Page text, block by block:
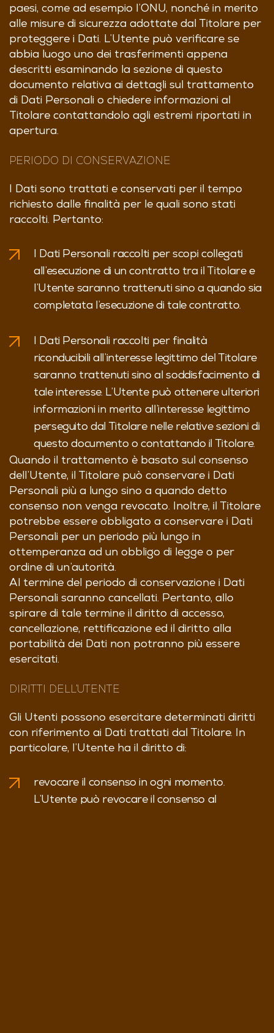
paesi, come ad esempio l’ONU, nonché in merito
alle misure di sicurezza adottate dal Titolare per
proteggere i Dati. L’Utente può verificare se
abbia luogo uno dei trasferimenti appena
descritti esaminando la sezione di questo
documento relativa ai dettagli sul trattamento
di Dati Personali o chiedere informazioni al
Titolare contattandolo agli estremi riportati in
apertura.
PERIODO DI CONSERVAZIONE
I Dati sono trattati e conservati per il tempo
richiesto dalle finalità per le quali sono stati
raccolti. Pertanto:
I Dati Personali raccolti per scopi collegati
all’esecuzione di un contratto tra il Titolare e
l’Utente saranno trattenuti sino a quando sia
completata l’esecuzione di tale contratto.
I Dati Personali raccolti per finalità
riconducibili all’interesse legittimo del Titolare
saranno trattenuti sino al soddisfacimento di
tale interesse. L’Utente può ottenere ulteriori
informazioni in merito all’interesse legittimo
perseguito dal Titolare nelle relative sezioni di
questo documento o contattando il Titolare.
Quando il trattamento è basato sul consenso
dell’Utente, il Titolare può conservare i Dati
Personali più a lungo sino a quando detto
consenso non venga revocato. Inoltre, il Titolare
potrebbe essere obbligato a conservare i Dati
Personali per un periodo più lungo in
ottemperanza ad un obbligo di legge o per
ordine di un’autorità.
Al termine del periodo di conservazione i Dati
Personali saranno cancellati. Pertanto, allo
spirare di tale termine il diritto di accesso,
cancellazione, rettificazione ed il diritto alla
portabilità dei Dati non potranno più essere
esercitati.
DIRITTI DELL’UTENTE
Gli Utenti possono esercitare determinati diritti
con riferimento ai Dati trattati dal Titolare. In
particolare, l’Utente ha il diritto di:
revocare il consenso in ogni momento.
L’Utente può revocare il consenso al